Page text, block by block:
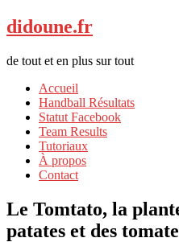
didoune.fr
de tout et en plus sur tout
Accueil
Handball Résultats
Statut Facebook
Team Results
Tutoriaux
À propos
Contact
Le Tomtato, la
patates et des